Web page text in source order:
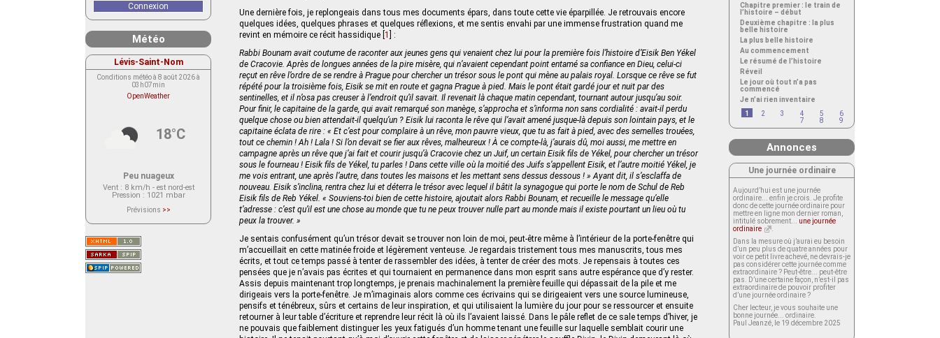
Une dernière fois, je replongeais dans tous mes documents épars, dans toute cette vie éparpillée. Je retrouvais encore
quelques idées, quelques phrases et quelques réflexions, et me sentis envahi par une immense frustration quand me
revint en mémoire ce récit hassidique 1
:
Rabbi Bounam avait coutume de raconter aux jeunes gens qui venaient chez lui pour la première fois l’histoire d’Eisik Ben Yékel
de Cracovie. Après de longues années de la pire misère, qui n’avaient cependant point entamé sa confiance en Dieu, celui-ci
reçut en rêve l’ordre de se rendre à Prague pour chercher un trésor sous le pont qui mène au palais royal. Lorsque ce rêve se fut
répété pour la troisième fois, Eisik se mit en route et gagna Prague à pied. Mais le pont était gardé jour et nuit par des
sentinelles, et il n’osa pas creuser à l’endroit qu’il savait. Il revenait là chaque matin cependant, tournant autour jusqu’au soir.
Pour finir, le capitaine de la garde, qui avait remarqué son manège, s’approcha et s’informa non sans cordialité : avait-il perdu
quelque chose ou bien attendait-il quelqu’un ? Eisik lui raconta le rêve qui l’avait amené jusque-là depuis son lointain pays, et le
capitaine éclata de rire : « Et c’est pour complaire à un rêve, mon pauvre vieux, que tu as fait à pied, avec des semelles trouées,
tout ce chemin ! Ah ! Lala ! Si l’on devait se fier aux rêves, malheureux ! À ce compte-là, j’aurais dû, moi aussi, me mettre en
campagne après un rêve que j’ai fait et courir jusqu’à Cracovie chez un Juif, un certain Eisik fils de Yékel, pour chercher un trésor
sous le fourneau ! Eisik fils de Yékel, tu parles ! Dans cette ville où la moitié des Juifs s’appellent Eisik, et l’autre moitié Yékel, je
me vois entrant, une après l’autre, dans toutes les maisons et les mettant sens dessus dessous ! » Ayant dit, il s’esclaffa de
nouveau. Eisik s’inclina, rentra chez lui et déterra le trésor avec lequel il bâtit la synagogue qui porte le nom de Schul de Reb
Eisik fils de Reb Yékel. « Souviens-toi bien de cette histoire, ajoutait alors Rabbi Bounam, et recueille le message qu’elle
t’adresse : c’est qu’il est une chose au monde que tu ne peux trouver nulle part au monde mais il existe pourtant un lieu où tu
peux la trouver. »
Je sentais confusément qu’un trésor devait se trouver non loin de moi, peut-être même à l’intérieur de la porte-fenêtre qui
m’accueillait en cette matinée froide et légèrement venteuse. Je regardais tristement tous mes manuscrits, tous mes
écrits, et tout ce temps passé à tenter de rassembler des idées, à tenter de créer des mots. Je repensais à toutes ces
pensées que je n’avais pas écrites et qui tournaient en permanence dans mon esprit sans autre espérance que d’y rester.
Assis depuis maintenant trop longtemps, je prenais machinalement la première feuille qui dépassait de la pile et me
dirigeais vers la porte-fenêtre. Je m’imaginais alors comme ces écrivains qui se dirigeaient vers une source lumineuse,
pensifs et ténébreux, sûrs et certains de leur inspiration, et qui utilisaient la lumière du jour pour se ressourcer et ensuite
retourner à leur table d’écriture et reprendre leur récit là où ils l’avaient laissé. Dans le pâle reflet de ce sale temps d’hiver, je
ne pouvais que faiblement distinguer les yeux fatigués d’un homme tenant une feuille sur laquelle semblait courir une
Connexion
Météo
Lévis-Saint-Nom
Conditions météo à 8 août 2026 à
03h07min
OpenWeather
18°C
Peu nuageux
Vent: 8 km/h - est nord-est
Pression : 1021 mbar
Prévisions >>
actuellement aucune prévision
Saint-Nom.
Veuillez consulter le message du
service ci-dessous.
(401 - Invalid API key. Please see
https://openweathermap.org/faq#error401
Chapitre premier : le train de
l’histoire – début
Deuxième chapitre : la plus
belle histoire
La plus belle histoire
Au commencement
Le résumé de l’histoire
Réveil
Le jour où tout n’a pas
commencé
Je n’ai rien inventaire
1
2 3 4 5
6
7
8 9
Annonces
Une journée ordinaire
Aujourd’hui est une journée
ordinaire... enfin je crois. Je profite
donc de cette journée ordinaire pour
mettre en ligne mon dernier roman,
intitulé sobrement... une journée
ordinaire
Dans la mesure où j’aurai eu besoin
d’un peu plus de quatre années pour
voir ce petit livre achevé, ne devrais-je
pas considérer cette journée comme
extraordinaire ? Peut-être... peut-être
pas. D’une certaine façon, n’est-il pas
extraordinaire de pouvoir profiter
d’une journée ordinaire ?
Cher lecteur, je vous souhaite une
bonne journée... ordinaire.
Paul Jeanzé, le 19 décembre 2025